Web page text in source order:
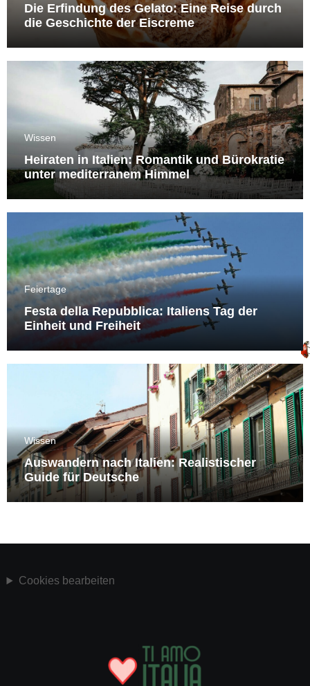
Die Erfindung des Gelato: Eine Reise durch
die Geschichte der Eiscreme
Wissen
Heiraten in Italien: Romantik und Bürokratie
unter mediterranem Himmel
Feiertage
Festa della Repubblica: Italiens Tag der
Einheit und Freiheit
Wissen
Auswandern nach Italien: Realistischer
Guide für Deutsche
Cookies bearbeiten